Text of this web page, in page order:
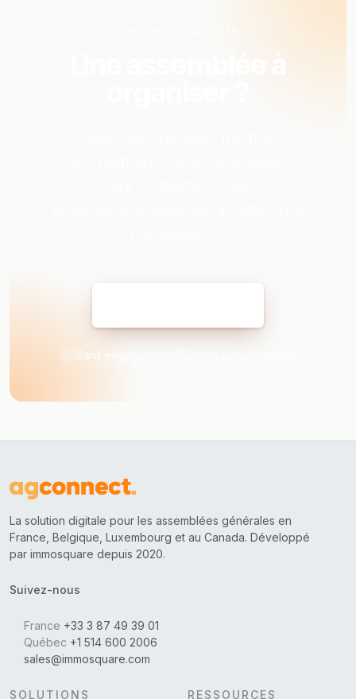
Une assemblée à
Sans engagement
La solution digitale pour les assemblées générales en
France, Belgique, Luxembourg et au Canada. Développé
par immosquare depuis 2020.
Suivez-nous
France +33 3 87 49 39 01
Québec +1 514 600 2006
sales@immosquare.com
SOLUTIONS RESSOURCES